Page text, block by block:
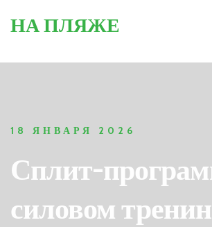
НА ПЛЯЖЕ
18 ЯНВАРЯ 2026
Сплит-
силовом